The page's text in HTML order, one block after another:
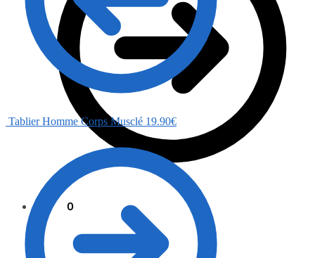
0.00 0
Tablier Homme Corps Musclé 19.90€